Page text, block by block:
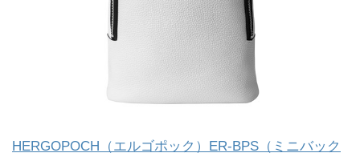
HERGOPOCH（エルゴポック）ER-BPS（ミニバック